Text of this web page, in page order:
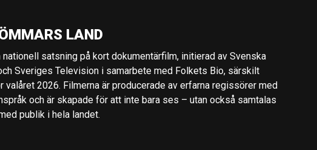
LAND
nationell satsning på kort dokumentärfilm, initierad av Svenska
Sveriges Television i samarbete med Folkets Bio, särskilt
valåret 2026. Filmerna är producerade av erfarna regissörer med
och är skapade för att inte bara ses – utan också samtalas
publik i hela landet.